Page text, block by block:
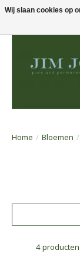
Home / Bloemen /
4 producten
Wij slaan cookies op